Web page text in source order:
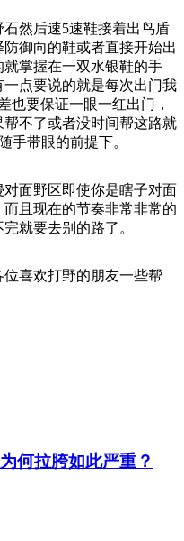
然后速5速鞋接着出鸟盾
御向的鞋或者直接开始出
掌握在一双水银鞋的手
点要说的就是每次出门我
也要保证一眼一红出门，
不了或者没时间帮这路就
手带眼的前提下。
面野区即使你是瞎子对面
且现在的节奏非常非常的
就要去别的路了。
喜欢打野的朋友一些帮
何拉胯如此严重？